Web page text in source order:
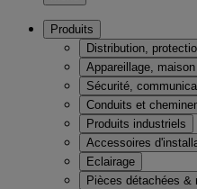
Produits
Distribution,
Appareillage,
Sécurité,
Conduits et
Produits industriels
Accessoires
Eclairage
Pièces détachées &